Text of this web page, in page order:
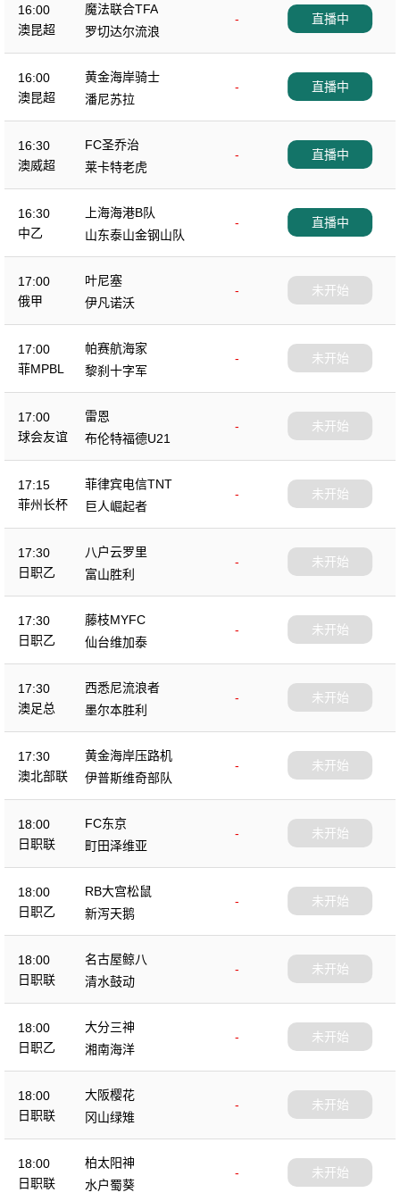
16:00
澳昆超
魔法联合TFA
-
罗切达尔流浪
直播中
16:00
澳昆超
黄金海岸骑士
-
潘尼苏拉
直播中
16:30
澳威超
FC圣乔治
-
莱卡特老虎
直播中
16:30
中乙
上海海港B队
-
山东泰山金钢山队
直播中
17:00
俄甲
叶尼塞
-
伊凡诺沃
未开始
17:00
菲MPBL
帕赛航海家
-
黎刹十字军
未开始
17:00
球会友谊
雷恩
-
布伦特福德U21
未开始
17:15
菲州长杯
菲律宾电信TNT
-
巨人崛起者
未开始
17:30
日职乙
八户云罗里
-
富山胜利
未开始
17:30
日职乙
藤枝MYFC
-
仙台维加泰
未开始
17:30
澳足总
西悉尼流浪者
-
墨尔本胜利
未开始
17:30
澳北部联
黄金海岸压路机
-
伊普斯维奇部队
未开始
18:00
日职联
FC东京
-
町田泽维亚
未开始
18:00
日职乙
RB大宫松鼠
-
新泻天鹅
未开始
18:00
日职联
名古屋鲸八
-
清水鼓动
未开始
18:00
日职乙
大分三神
-
湘南海洋
未开始
18:00
日职联
大阪樱花
-
冈山绿雉
未开始
18:00
日职联
柏太阳神
-
水户蜀葵
未开始